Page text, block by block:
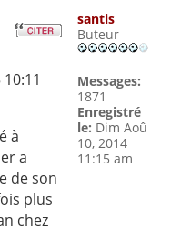
à
a
de son
plus
chez
santis
Buteur
Messages:
1871
Enregistré
le: Dim Aoû
10, 2014
11:15 am